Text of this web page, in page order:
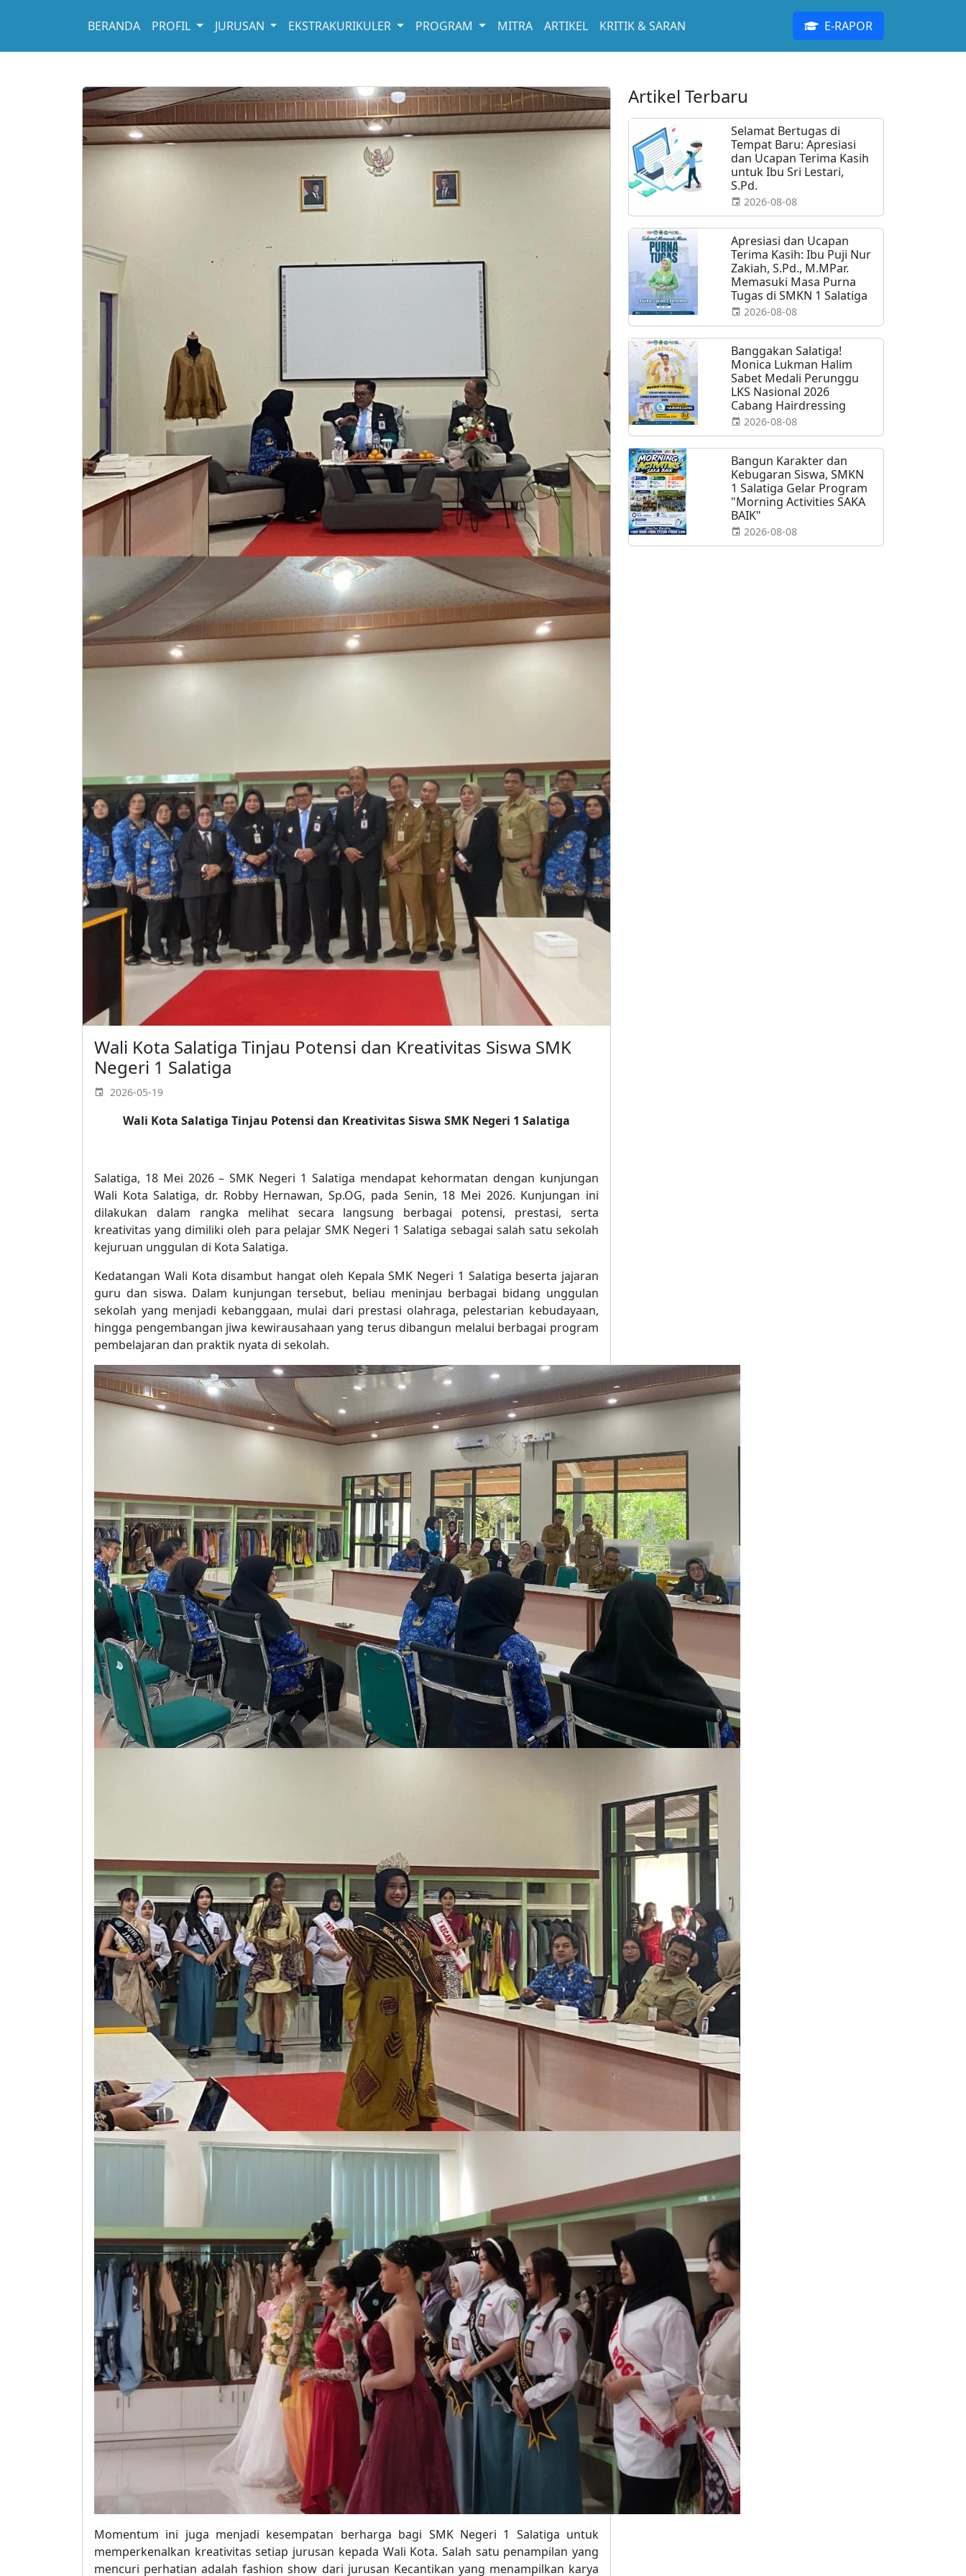
BERANDA PROFIL JURUSAN EKSTRAKURIKULER PROGRAM MITRA ARTIKEL KRITIK & SARAN E-RAPOR
Wali Kota Salatiga Tinjau Potensi dan Kreativitas Siswa SMK
Negeri 1 Salatiga
2026-05-19
Wali Kota Salatiga Tinjau Potensi dan Kreativitas Siswa SMK Negeri 1 Salatiga
Salatiga, 18 Mei 2026 – SMK Negeri 1 Salatiga mendapat kehormatan dengan kunjungan
Wali Kota Salatiga, dr. Robby Hernawan, Sp.OG, pada Senin, 18 Mei 2026. Kunjungan ini
dilakukan dalam rangka melihat secara langsung berbagai potensi, prestasi, serta
kreativitas yang dimiliki oleh para pelajar SMK Negeri 1 Salatiga sebagai salah satu sekolah
kejuruan unggulan di Kota Salatiga.
Kedatangan Wali Kota disambut hangat oleh Kepala SMK Negeri 1 Salatiga beserta jajaran
guru dan siswa. Dalam kunjungan tersebut, beliau meninjau berbagai bidang unggulan
sekolah yang menjadi kebanggaan, mulai dari prestasi olahraga, pelestarian kebudayaan,
hingga pengembangan jiwa kewirausahaan yang terus dibangun melalui berbagai program
pembelajaran dan praktik nyata di sekolah.
Momentum ini juga menjadi kesempatan berharga bagi SMK Negeri 1 Salatiga untuk
memperkenalkan kreativitas setiap jurusan kepada Wali Kota. Salah satu penampilan yang
mencuri perhatian adalah fashion show dari jurusan Kecantikan yang menampilkan karya
Artikel Terbaru
Selamat Bertugas di
Tempat Baru: Apresiasi
dan Ucapan Terima Kasih
untuk Ibu Sri Lestari,
S.Pd.
2026-08-08
Apresiasi dan Ucapan
Terima Kasih: Ibu Puji Nur
Zakiah, S.Pd., M.MPar.
Memasuki Masa Purna
Tugas di SMKN 1 Salatiga
2026-08-08
Banggakan Salatiga!
Monica Lukman Halim
Sabet Medali Perunggu
LKS Nasional 2026
Cabang Hairdressing
2026-08-08
Bangun Karakter dan
Kebugaran Siswa, SMKN
1 Salatiga Gelar Program
"Morning Activities SAKA
BAIK"
2026-08-08